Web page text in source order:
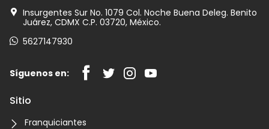
Insurgentes Sur No. 1079 Col. Noche Buena Deleg. Benito
Juárez, CDMX C.P. 03720, México.
5627147930
Síguenos en:
Sitio
Franquiciantes